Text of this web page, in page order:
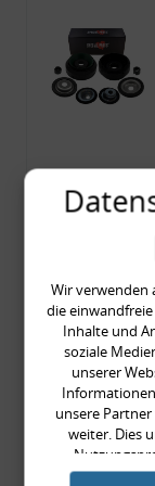
Wir verwenden
die
Inhalte und
soziale
unserer
unsere
weiter. Dies
Products)